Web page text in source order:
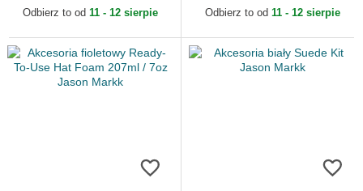
Odbierz to od 11 - 12 sierpie Odbierz to od 11 - 12 sierpie